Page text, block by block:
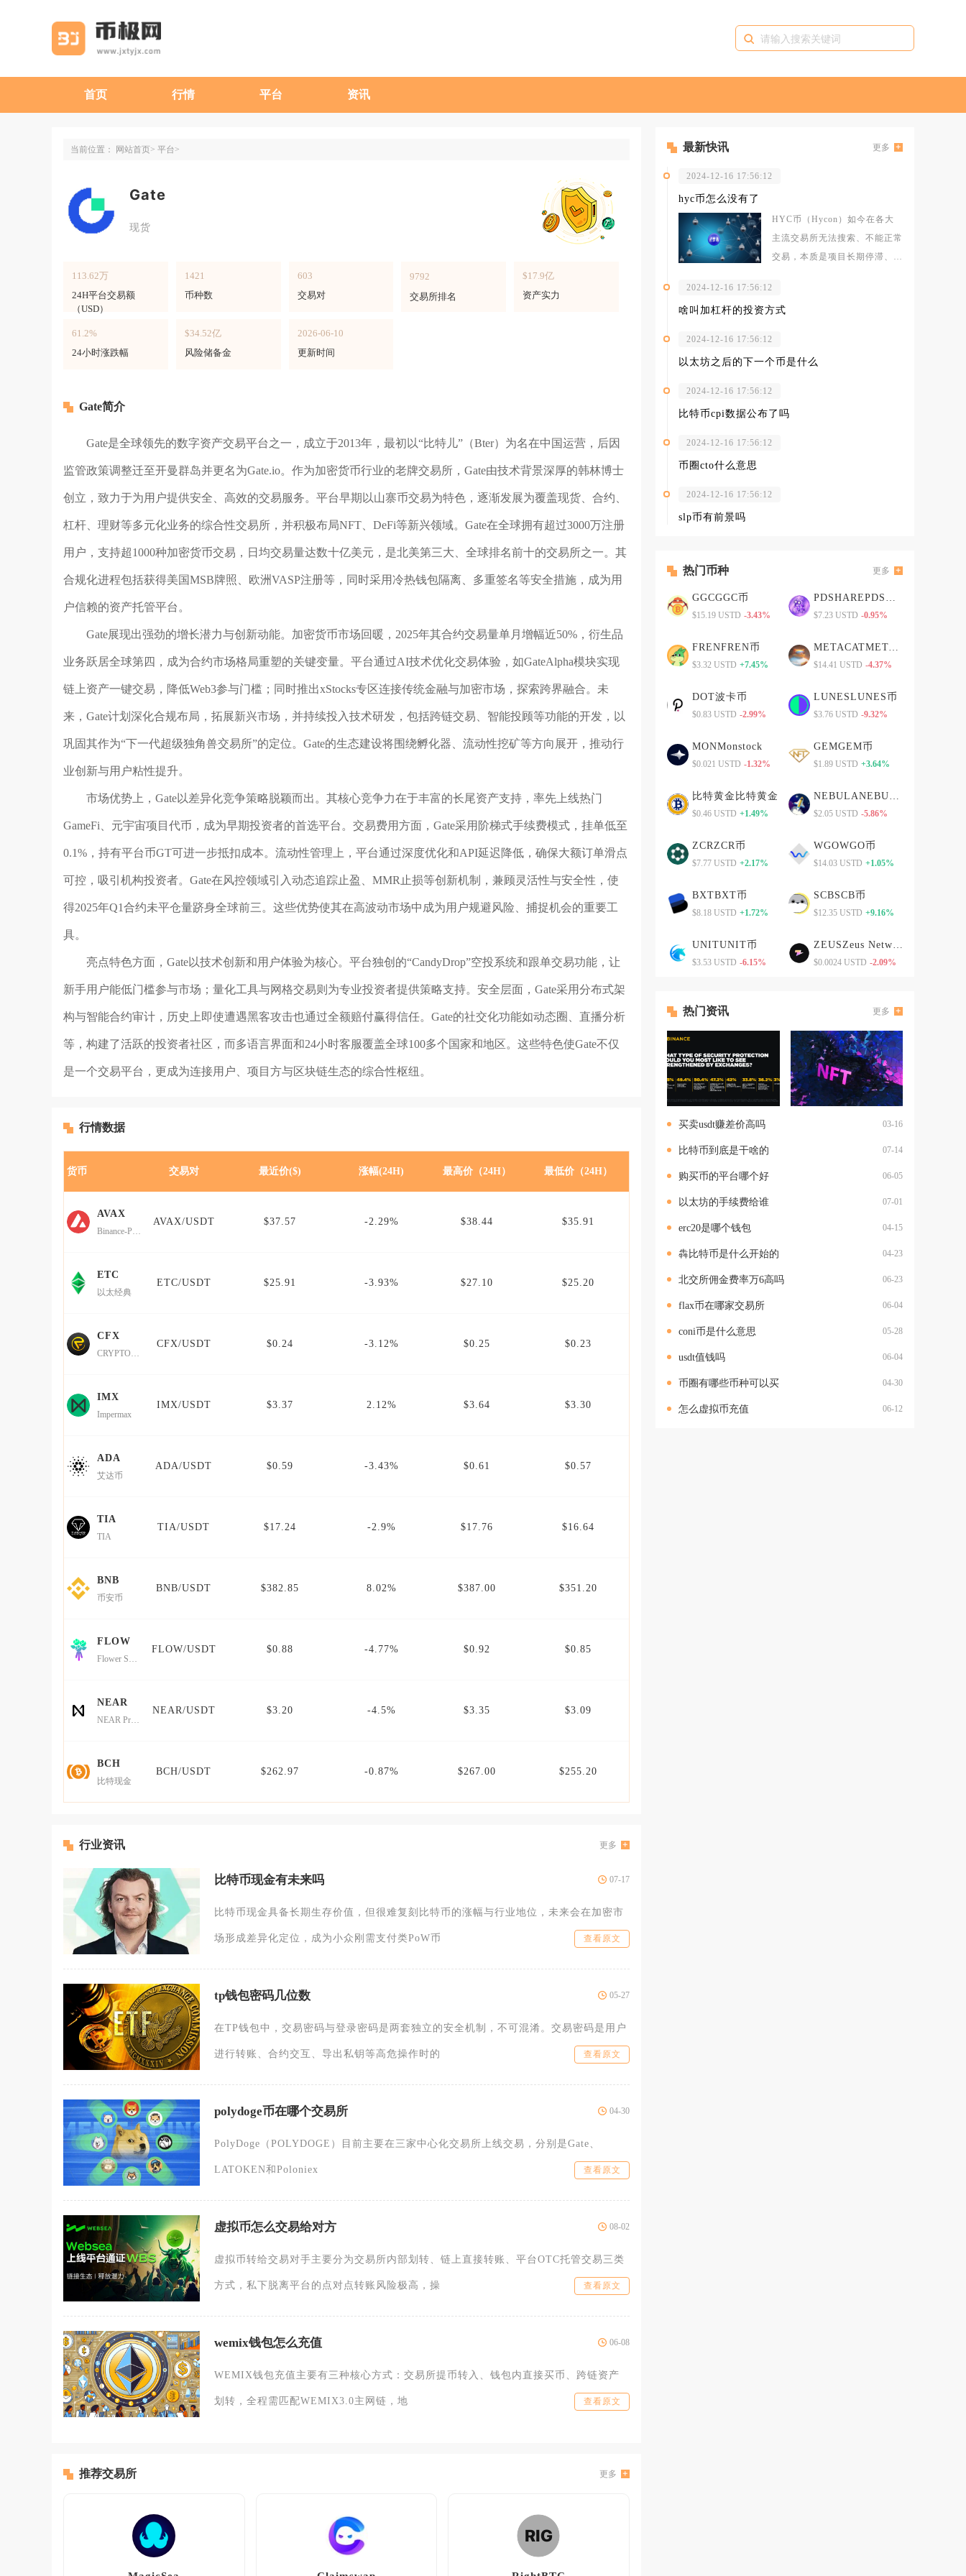
首页 行情 平台 资讯
当前位置： 网站首页 平台
Gate
现货
113.62万
24H平台交易额
（USD）
1421
币种数
603
交易对
9792
交易所排名
$17.9亿
资产实力
61.2%
24小时涨跌幅
$34.52亿
风险储备金
2026-06-10
更新时间
Gate简介
Gate是全球领先的数字资产交易平台之一，成立于2013年，最初以“比特儿”（Bter）为名在中国运营，后因
监管政策调整迁至开曼群岛并更名为Gate.io。作为加密货币行业的老牌交易所，Gate由技术背景深厚的韩林博士
创立，致力于为用户提供安全、高效的交易服务。平台早期以山寨币交易为特色，逐渐发展为覆盖现货、合约、
杠杆、理财等多元化业务的综合性交易所，并积极布局NFT、DeFi等新兴领域。Gate在全球拥有超过3000万注册
用户，支持超1000种加密货币交易，日均交易量达数十亿美元，是北美第三大、全球排名前十的交易所之一。其
合规化进程包括获得美国MSB牌照、欧洲VASP注册等，同时采用冷热钱包隔离、多重签名等安全措施，成为用
户信赖的资产托管平台。
Gate展现出强劲的增长潜力与创新动能。加密货币市场回暖，2025年其合约交易量单月增幅近50%，衍生品
业务跃居全球第四，成为合约市场格局重塑的关键变量。平台通过AI技术优化交易体验，如GateAlpha模块实现
链上资产一键交易，降低Web3参与门槛；同时推出xStocks专区连接传统金融与加密市场，探索跨界融合。未
来，Gate计划深化合规布局，拓展新兴市场，并持续投入技术研发，包括跨链交易、智能投顾等功能的开发，以
巩固其作为“下一代超级独角兽交易所”的定位。Gate的生态建设将围绕孵化器、流动性挖矿等方向展开，推动行
业创新与用户粘性提升。
市场优势上，Gate以差异化竞争策略脱颖而出。其核心竞争力在于丰富的长尾资产支持，率先上线热门
GameFi、元宇宙项目代币，成为早期投资者的首选平台。交易费用方面，Gate采用阶梯式手续费模式，挂单低至
0.1%，持有平台币GT可进一步抵扣成本。流动性管理上，平台通过深度优化和API延迟降低，确保大额订单滑点
可控，吸引机构投资者。Gate在风控领域引入动态追踪止盈、MMR止损等创新机制，兼顾灵活性与安全性，使
得2025年Q1合约未平仓量跻身全球前三。这些优势使其在高波动市场中成为用户规避风险、捕捉机会的重要工
具。
亮点特色方面，Gate以技术创新和用户体验为核心。平台独创的“CandyDrop”空投系统和跟单交易功能，让
新手用户能低门槛参与市场；量化工具与网格交易则为专业投资者提供策略支持。安全层面，Gate采用分布式架
构与智能合约审计，历史上即使遭遇黑客攻击也通过全额赔付赢得信任。Gate的社交化功能如动态圈、直播分析
等，构建了活跃的投资者社区，而多语言界面和24小时客服覆盖全球100多个国家和地区。这些特色使Gate不仅
是一个交易平台，更成为连接用户、项目方与区块链生态的综合性枢纽。
行情数据
货币 交易对 最近价($) 涨幅(24H) 最高价（24H） 最低价（24H）
AVAX
AVAX/USDT $37.57 -2.29% $38.44 $35.91
ETC
以太经典
ETC/USDT $25.91 -3.93% $27.10 $25.20
CFX
CFX/USDT $0.24 -3.12% $0.25 $0.23
IMX
Impermax
IMX/USDT $3.37 2.12% $3.64 $3.30
ADA
艾达币
ADA/USDT $0.59 -3.43% $0.61 $0.57
TIA
TIA
TIA/USDT $17.24 -2.9% $17.76 $16.64
BNB
币安币
BNB/USDT $382.85 8.02% $387.00 $351.20
FLOW
FLOW/USDT $0.88 -4.77% $0.92 $0.85
NEAR
NEAR/USDT $3.20 -4.5% $3.35 $3.09
BCH
比特现金
BCH/USDT $262.97 -0.87% $267.00 $255.20
行业资讯 更多
比特币现金有未来吗 07-17
比特币现金具备长期生存价值，但很难复刻比特币的涨幅与行业地位，未来会在加密市
场形成差异化定位，成为小众刚需支付类PoW币 查看原文
tp钱包密码几位数 05-27
在TP钱包中，交易密码与登录密码是两套独立的安全机制，不可混淆。交易密码是用户
进行转账、合约交互、导出私钥等高危操作时的 查看原文
polydoge币在哪个交易所 04-30
PolyDoge（POLYDOGE）目前主要在三家中心化交易所上线交易，分别是Gate、
LATOKEN和Poloniex 查看原文
虚拟币怎么交易给对方 08-02
虚拟币转给交易对手主要分为交易所内部划转、链上直接转账、平台OTC托管交易三类
方式，私下脱离平台的点对点转账风险极高，操 查看原文
wemix钱包怎么充值 06-08
WEMIX钱包充值主要有三种核心方式：交易所提币转入、钱包内直接买币、跨链资产
划转，全程需匹配WEMIX3.0主网链，地 查看原文
推荐交易所 更多
最新快讯 更多
2024-12-16 17:56:12
hyc币怎么没有了
HYC币（Hycon）如今在各大
主流交易所无法搜索、不能正常
交易，本质是项目长期停滞、流
2024-12-16 17:56:12
啥叫加杠杆的投资方式
2024-12-16 17:56:12
以太坊之后的下一个币是什么
2024-12-16 17:56:12
比特币cpi数据公布了吗
2024-12-16 17:56:12
币圈cto什么意思
2024-12-16 17:56:12
slp币有前景吗
热门币种 更多
GGCGGC币
$15.19 USTD -3.43% $7.23 USTD -0.95%
FRENFREN币
$3.32 USTD +7.45% $14.41 USTD -4.37%
DOT波卡币
$0.83 USTD -2.99%
LUNESLUNES币
$3.76 USTD -9.32%
MONMonstock
$0.021 USTD -1.32%
GEMGEM币
$1.89 USTD +3.64%
比特黄金比特黄金
$0.46 USTD +1.49% $2.05 USTD -5.86%
ZCRZCR币
$7.77 USTD +2.17%
WGOWGO币
$14.03 USTD +1.05%
BXTBXT币
$8.18 USTD +1.72%
SCBSCB币
$12.35 USTD +9.16%
UNITUNIT币
$3.53 USTD -6.15% $0.0024 USTD -2.09%
热门资讯 更多
买卖usdt赚差价高吗 03-16
比特币到底是干啥的 07-14
购买币的平台哪个好 06-05
以太坊的手续费给谁 07-01
erc20是哪个钱包 04-15
犇比特币是什么开始的 04-23
北交所佣金费率万6高吗 06-23
flax币在哪家交易所 06-04
coni币是什么意思 05-28
usdt值钱吗 06-04
币圈有哪些币种可以买 04-30
怎么虚拟币充值 06-12